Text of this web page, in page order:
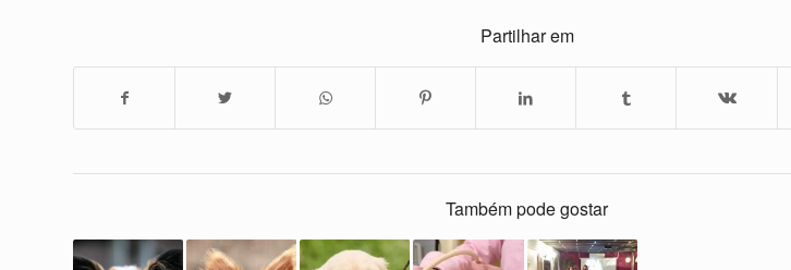
Partilhar em
Também pode gostar